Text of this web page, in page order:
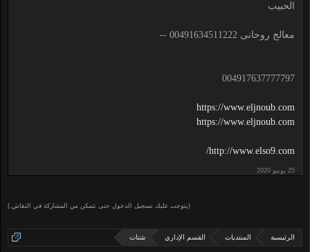
الحبيب
معالج روحانى 00491634511222 --
004917637777797
https://www.eljnoub.com
https://www.eljnoub.com
http://www.elso9.com/
(يتوجب عليك تسجيل الدخول حتى تتمكن من المشاركة في النقاش.)
الرئيسية المنتديات القسم الإداري شتات